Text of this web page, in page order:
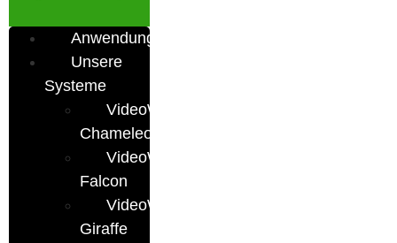
Anwendungsbereiche
Unsere
Systeme
VideoWatch24
Chameleon
VideoWatch24
Falcon
VideoWatch24
Giraffe